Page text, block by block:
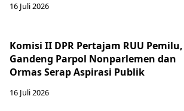
16 Juli 2026
Komisi II DPR Pertajam RUU Pemilu,
Gandeng Parpol Nonparlemen dan
Ormas Serap Aspirasi Publik
16 Juli 2026